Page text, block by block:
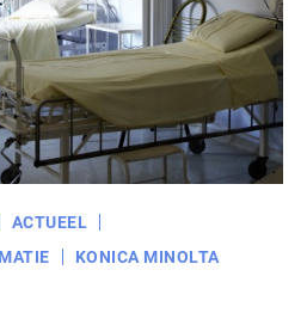
ACTUEEL
KONICA MINOLTA